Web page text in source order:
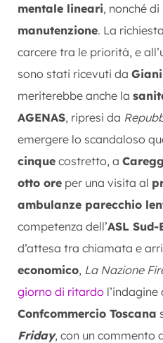
mentale lineari, nonché
manutenzione. La
carcere tra le priorità, e
sono stati ricevuti da Giani
meriterebbe anche la
AGENAS, ripresi da
emergere lo scandaloso
cinque costretto, a
otto ore per una visita al
ambulanze parecchio
competenza dell’ASL Sud-
d’attesa tra chiamata e
economico, La Nazione
giorno di ritardo l’indagine
Confcommercio Toscana
Friday, con un commento